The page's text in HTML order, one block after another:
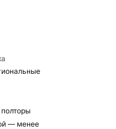
— менее